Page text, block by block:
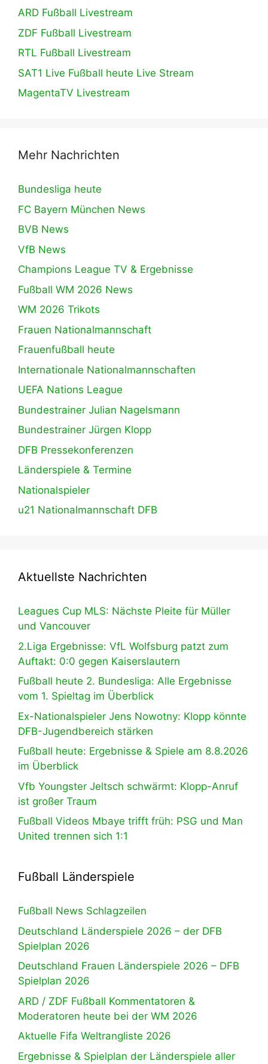
ARD Fußball Livestream
ZDF Fußball Livestream
RTL Fußball Livestream
SAT1 Live Fußball heute Live Stream
MagentaTV Livestream
Mehr Nachrichten
Bundesliga heute
FC Bayern München News
BVB News
VfB News
Champions League TV & Ergebnisse
Fußball WM 2026 News
WM 2026 Trikots
Frauen Nationalmannschaft
Frauenfußball heute
Internationale Nationalmannschaften
UEFA Nations League
Bundestrainer Julian Nagelsmann
Bundestrainer Jürgen Klopp
DFB Pressekonferenzen
Länderspiele & Termine
Nationalspieler
u21 Nationalmannschaft DFB
Aktuellste Nachrichten
Leagues Cup MLS: Nächste Pleite für Müller
und Vancouver
2.Liga Ergebnisse: VfL Wolfsburg patzt zum
Auftakt: 0:0 gegen Kaiserslautern
Fußball heute 2. Bundesliga: Alle Ergebnisse
vom 1. Spieltag im Überblick
Ex-Nationalspieler Jens Nowotny: Klopp könnte
DFB-Jugendbereich stärken
Fußball heute: Ergebnisse & Spiele am 8.8.2026
im Überblick
Vfb Youngster Jeltsch schwärmt: Klopp-Anruf
ist großer Traum
Fußball Videos Mbaye trifft früh: PSG und Man
United trennen sich 1:1
Fußball Länderspiele
Fußball News Schlagzeilen
Deutschland Länderspiele 2026 – der DFB
Spielplan 2026
Deutschland Frauen Länderspiele 2026 – DFB
Spielplan 2026
ARD / ZDF Fußball Kommentatoren &
Moderatoren heute bei der WM 2026
Aktuelle Fifa Weltrangliste 2026
Ergebnisse & Spielplan der Länderspiele aller